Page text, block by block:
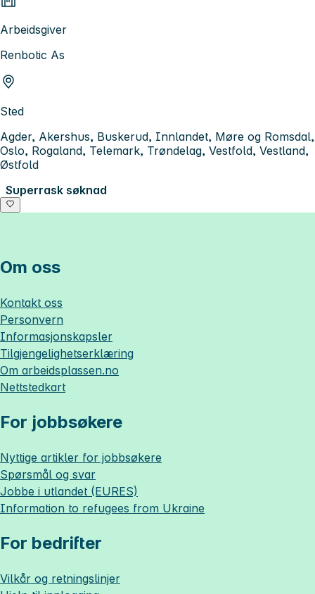
Arbeidsgiver
Renbotic As
Sted
Agder, Akershus, Buskerud, Innlandet, Møre og Romsdal,
Oslo, Rogaland, Telemark, Trøndelag, Vestfold, Vestland,
Østfold
Superrask søknad
Om oss
Kontakt oss
Personvern
Informasjonskapsler
Tilgjengelighetserklæring
Om arbeidsplassen.no
Nettstedkart
For jobbsøkere
Nyttige artikler for jobbsøkere
Spørsmål og svar
Jobbe i utlandet (EURES)
Information to refugees from Ukraine
For bedrifter
Vilkår og retningslinjer